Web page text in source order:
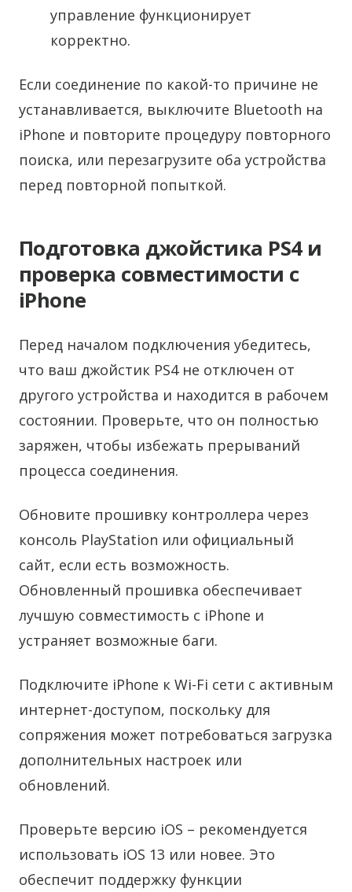
управление функционирует
корректно.
Если соединение по какой-то причине не
устанавливается, выключите Bluetooth на
iPhone и повторите процедуру повторного
поиска, или перезагрузите оба устройства
перед повторной попыткой.
Подготовка джойстика PS4 и
проверка совместимости с
iPhone
Перед началом подключения убедитесь,
что ваш джойстик PS4 не отключен от
другого устройства и находится в рабочем
состоянии. Проверьте, что он полностью
заряжен, чтобы избежать прерываний
процесса соединения.
Обновите прошивку контроллера через
консоль PlayStation или официальный
сайт, если есть возможность.
Обновленный прошивка обеспечивает
лучшую совместимость с iPhone и
устраняет возможные баги.
Подключите iPhone к Wi-Fi сети с активным
интернет-доступом, поскольку для
сопряжения может потребоваться загрузка
дополнительных настроек или
обновлений.
Проверьте версию iOS – рекомендуется
использовать iOS 13 или новее. Это
обеспечит поддержку функции